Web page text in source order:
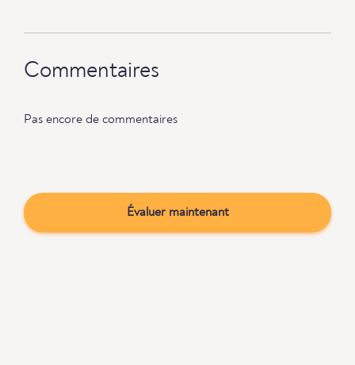
Commentaires
Pas encore de commentaires
Évaluer maintenant